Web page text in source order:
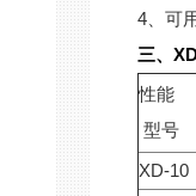
4、可
三、
性能
型号
XD-10